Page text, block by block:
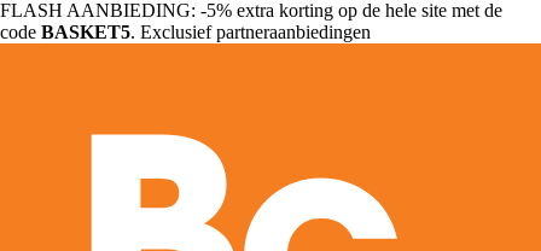
FLASH AANBIEDING: -5% extra korting op de hele site met de
code BASKET5. Exclusief partneraanbiedingen